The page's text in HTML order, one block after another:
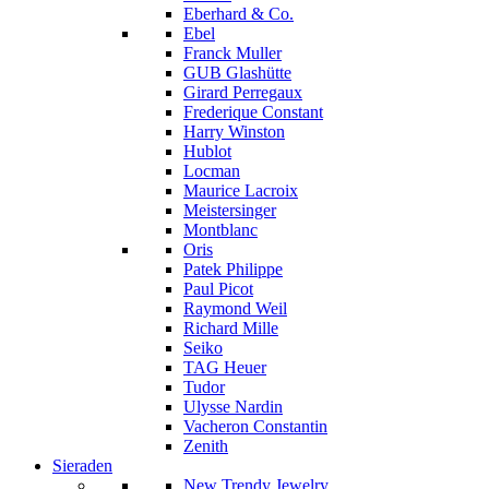
Eberhard & Co.
Ebel
Franck Muller
GUB Glashütte
Girard Perregaux
Frederique Constant
Harry Winston
Hublot
Locman
Maurice Lacroix
Meistersinger
Montblanc
Oris
Patek Philippe
Paul Picot
Raymond Weil
Richard Mille
Seiko
TAG Heuer
Tudor
Ulysse Nardin
Vacheron Constantin
Zenith
Sieraden
New Trendy Jewelry